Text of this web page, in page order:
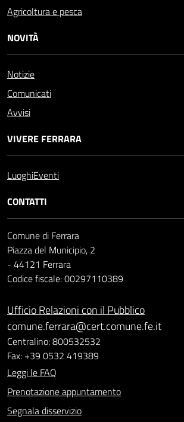
Agricoltura e pesca
NOVITÀ
Notizie
Comunicati
Avvisi
VIVERE FERRARA
LuoghiEventi
CONTATTI
Comune di Ferrara
Piazza del Municipio, 2
- 44121 Ferrara
Codice fiscale: 00297110389
Ufficio Relazioni con il Pubblico
comune.ferrara@cert.comune.fe.it
Centralino: 800532532
Fax: +39 0532 419389
Leggi le FAQ
Prenotazione appuntamento
Segnala disservizio